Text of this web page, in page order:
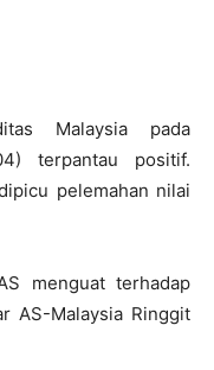
Malaysia pada
terpantau positif.
pelemahan nilai
menguat terhadap
AS-Malaysia Ringgit